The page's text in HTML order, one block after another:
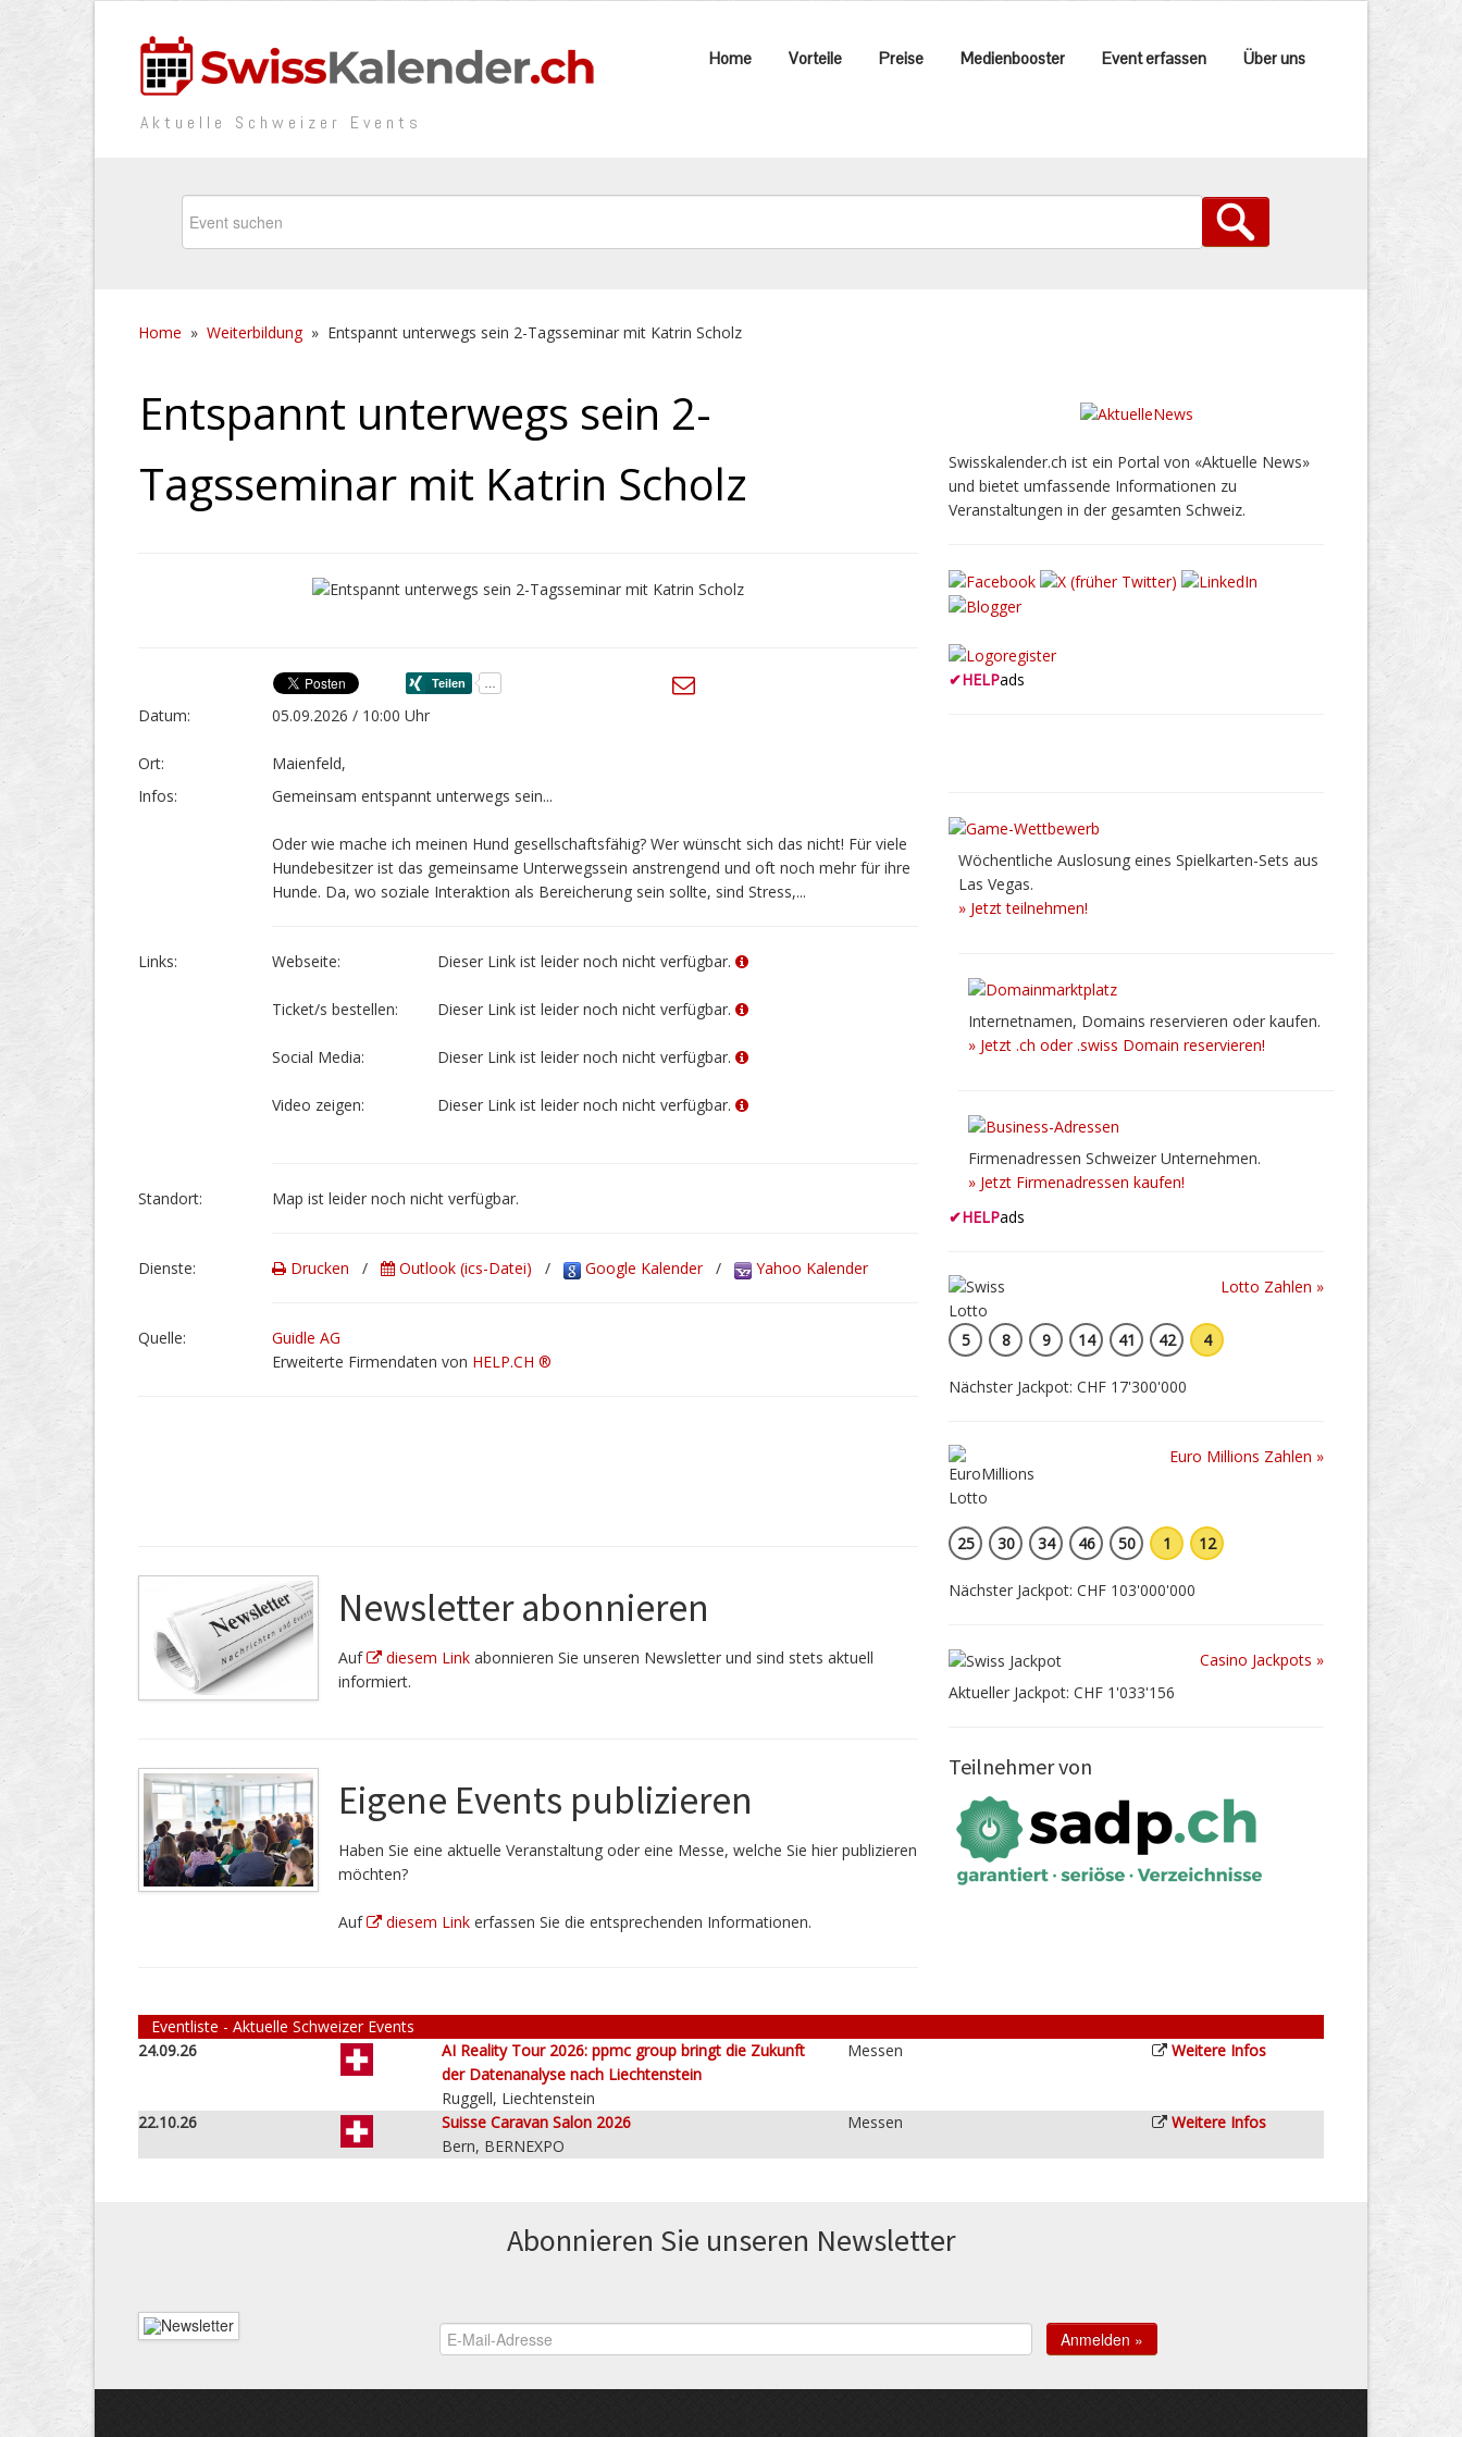
Aktuelle Schweizer Events
Home Vorteile Preise Medienbooster Event erfassen Über uns
Home » Weiterbildung» Entspannt unterwegs sein 2-Tagsseminar mit Katrin Scholz
Entspannt unterwegs sein 2-
Tagsseminar mit Katrin Scholz
Datum: 05.09.2026 / 10:00 Uhr
Ort:
Maienfeld,
Infos:
Gemeinsam entspannt unterwegs sein...
Oder wie mache ich meinen Hund gesellschaftsfähig? Wer wünscht sich das nicht! Für viele
Hundebesitzer ist das gemeinsame Unterwegssein anstrengend und oft noch mehr für ihre
Hunde. Da, wo soziale Interaktion als Bereicherung sein sollte, sind Stress,...
Links: Webseite: Dieser Link ist leider noch nicht verfügbar.
Ticket/s bestellen: Dieser Link ist leider noch nicht verfügbar.
Social Media: Dieser Link ist leider noch nicht verfügbar.
Video zeigen: Dieser Link ist leider noch nicht verfügbar.
Stand­ort: Map ist leider noch nicht verfügbar.
Dienste: Drucken / Outlook (ics-Datei) / Google Kalender/ Yahoo Kalender
Quelle:
Guidle AG
Erweiterte Firmendaten von HELP.CH ®
Newsletter abonnieren
Auf diesem Linkabonnieren Sie unseren Newsletter und sind stets aktuell
informiert.
Eigene Events publizieren
Haben Sie eine aktuelle Veranstaltung oder eine Messe, welche Sie hier publizieren
möchten?
Auf diesem Linkerfassen Sie die entsprechenden Informationen.
Swisskalender.ch ist ein Portal von «Aktuelle News»
und bietet umfassende Informationen zu
Veranstaltungen in der gesamten Schweiz.
✔HELPads
Wöchentliche Auslosung eines Spielkarten-Sets aus
Las Vegas.
» Jetzt teilnehmen!
Internetnamen, Domains reservieren oder kaufen.
» Jetzt .ch oder .swiss Domain reservieren!
Firmenadressen Schweizer Unternehmen.
» Jetzt Firmenadressen kaufen!
✔HELPads
Lotto Zahlen »
5 8 9 14 41 42 4
Nächster Jackpot: CHF 17'300'000
Euro Millions Zahlen »
25 30 34 46 50 1 12
Nächster Jackpot: CHF 103'000'000
Casino Jackpots »
Aktueller Jackpot: CHF 1'033'156
Teilnehmer von
Eventliste - Aktuelle Schweizer Events
24.09.26
AI Reality Tour 2026: ppmc group bringt die Zukunft
der Datenanalyse nach Liechtenstein
Ruggell, Liechtenstein
Messen Weitere Infos
22.10.26
Suisse Caravan Salon 2026
Bern, BERNEXPO
Messen Weitere Infos
Abonnieren Sie unseren News­letter